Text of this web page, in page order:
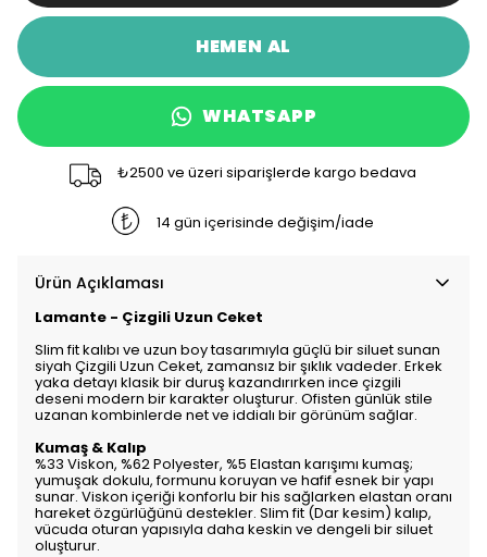
HEMEN AL
WHATSAPP
₺2500 ve üzeri siparişlerde kargo bedava
14 gün içerisinde değişim/iade
Ürün Açıklaması
Lamante - Çizgili Uzun Ceket
Slim fit kalıbı ve uzun boy tasarımıyla güçlü bir siluet sunan
siyah Çizgili Uzun Ceket, zamansız bir şıklık vadeder. Erkek
yaka detayı klasik bir duruş kazandırırken ince çizgili
deseni modern bir karakter oluşturur. Ofisten günlük stile
uzanan kombinlerde net ve iddialı bir görünüm sağlar.
Kumaş & Kalıp
%33 Viskon, %62 Polyester, %5 Elastan karışımı kumaş;
yumuşak dokulu, formunu koruyan ve hafif esnek bir yapı
sunar. Viskon içeriği konforlu bir his sağlarken elastan oranı
hareket özgürlüğünü destekler. Slim fit (Dar kesim) kalıp,
vücuda oturan yapısıyla daha keskin ve dengeli bir siluet
oluşturur.